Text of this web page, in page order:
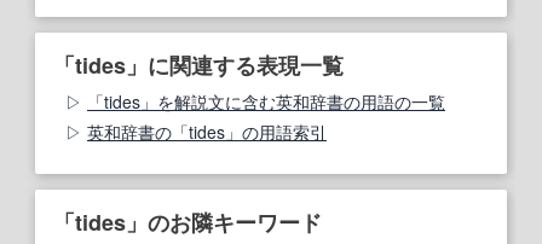
「tides」に関連する表現一覧
「tides」を解説文に含む英和辞書の用語の一覧
英和辞書の「tides」の用語索引
「tides」のお隣キーワード